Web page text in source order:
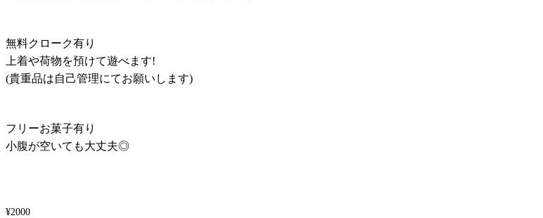
無料クローク有り
上着や荷物を預けて遊べます!
(貴重品は自己管理にてお願いします)
フリーお菓子有り
小腹が空いても大丈夫◎
¥2000